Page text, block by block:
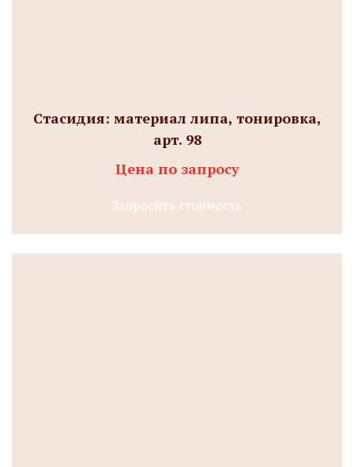
Стасидия: материал липа, тонировка,
арт. 98
Цена по запросу
Запросить стоимость